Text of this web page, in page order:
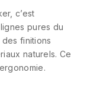
c’est
pures du
finitions
naturels. Ce